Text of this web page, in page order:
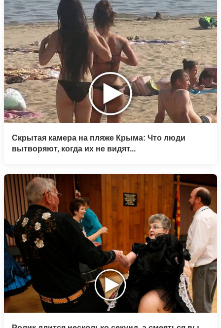
Скрытая камера на пляже Крыма: Что люди
вытворяют, когда их не видят...